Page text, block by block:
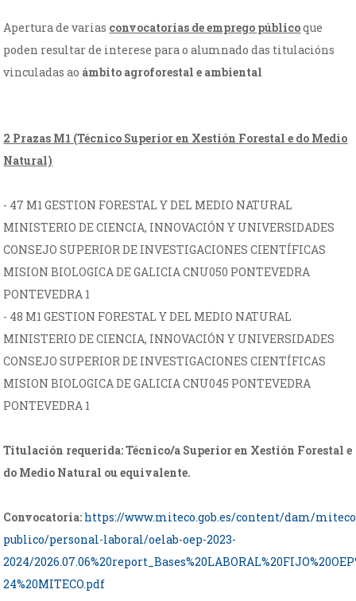
Apertura de varias convocatorias de emprego públicoque
poden resultar de interese para o alumnado das titulacións
vinculadas ao ámbito agroforestal e ambiental
2 Prazas M1 (Técnico Superior en Xestión Forestal e do Medio
Natural)
- 47 M1 GESTION FORESTAL Y DEL MEDIO NATURAL
MINISTERIO DE CIENCIA, INNOVACIÓN Y UNIVERSIDADES
CONSEJO SUPERIOR DE INVESTIGACIONES CIENTÍFICAS
MISION BIOLOGICA DE GALICIA CNU050 PONTEVEDRA
PONTEVEDRA 1
- 48 M1 GESTION FORESTAL Y DEL MEDIO NATURAL
MINISTERIO DE CIENCIA, INNOVACIÓN Y UNIVERSIDADES
CONSEJO SUPERIOR DE INVESTIGACIONES CIENTÍFICAS
MISION BIOLOGICA DE GALICIA CNU045 PONTEVEDRA
PONTEVEDRA 1
Titulación requerida: Técnico/a Superior en Xestión Forestal e
do Medio Natural ou equivalente.
Convocatoria: https://www.miteco.gob.es/content/dam/
publico/personal-laboral/oelab-oep-2023-
2024/
24%20MITECO.pdf